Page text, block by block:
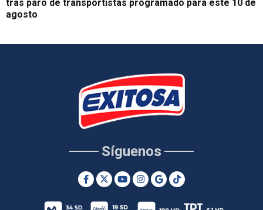
tras paro de transportistas programado para este 10 de
agosto
Síguenos